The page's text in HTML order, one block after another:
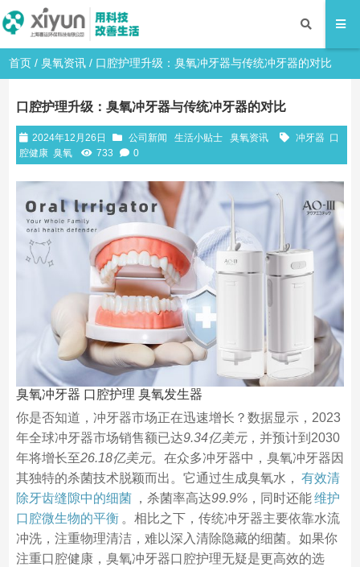
首页 /臭氧资讯 / 口腔护理升级：臭氧冲牙器与传统冲牙器的对比
口腔护理升级：臭氧冲牙器与传统冲牙器的对比
2024年12月26日 公司新闻 生活小贴士 臭氧资讯 冲牙器 口
腔健康 臭氧 733 0
臭氧冲牙器 口腔护理 臭氧发生器
你是否知道，冲牙器市场正在迅速增长？数据显示，2023
年全球冲牙器市场销售额已达9.34亿美元，并预计到2030
年将增长至26.18亿美元。在众多冲牙器中，臭氧冲牙器因
其独特的杀菌技术脱颖而出。它通过生成臭氧水， 有效清
除牙齿缝隙中的细菌
，杀菌率高达99.9%，同时还能维护
口腔微生物的平衡 。相比之下，传统冲牙器主要依靠水流
冲洗，注重物理清洁，难以深入清除隐藏的细菌。如果你
注重口腔健康，臭氧冲牙器口腔护理无疑是更高效的选